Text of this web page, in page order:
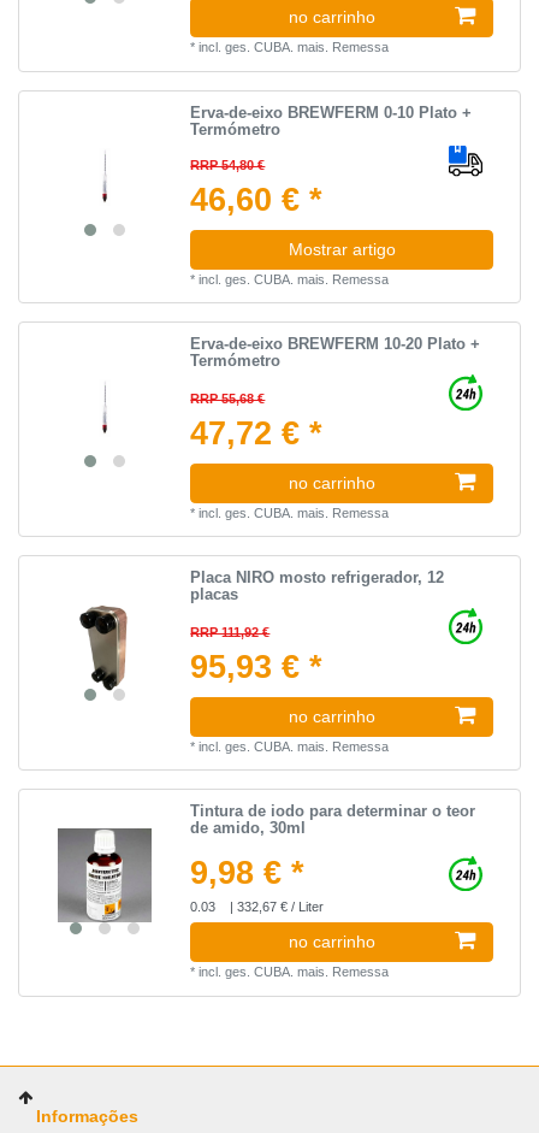
no carrinho
*incl. ges. CUBA. mais. Remessa
Erva-de-eixo BREWFERM 0-10 Plato +
Termómetro
RRP 54,80 €
46,60 € *
Mostrar artigo
*incl. ges. CUBA. mais. Remessa
Erva-de-eixo BREWFERM 10-20 Plato +
Termómetro
RRP 55,68 €
47,72 € *
no carrinho
*incl. ges. CUBA. mais. Remessa
Placa NIRO mosto refrigerador, 12
placas
RRP 111,92 €
95,93 € *
no carrinho
*incl. ges. CUBA. mais. Remessa
Tintura de iodo para determinar o teor
de amido, 30ml
9,98 € *
0.03 | 332,67 € / Liter
no carrinho
*incl. ges. CUBA. mais. Remessa
Informações